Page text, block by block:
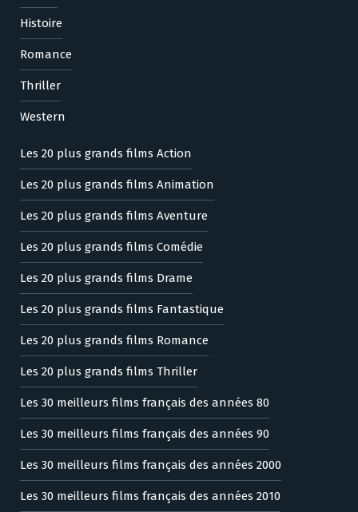
Histoire
Romance
Thriller
Western
Les 20 plus grands films Action
Les 20 plus grands films Animation
Les 20 plus grands films Aventure
Les 20 plus grands films Comédie
Les 20 plus grands films Drame
Les 20 plus grands films Fantastique
Les 20 plus grands films Romance
Les 20 plus grands films Thriller
Les 30 meilleurs films français des années 80
Les 30 meilleurs films français des années 90
Les 30 meilleurs films français des années 2000
Les 30 meilleurs films français des années 2010